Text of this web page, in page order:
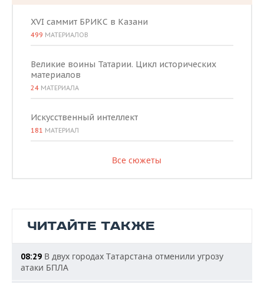
XVI саммит БРИКС в Казани
499 МАТЕРИАЛОВ
Великие воины Татарии. Цикл исторических
материалов
24 МАТЕРИАЛА
Искусственный интеллект
181 МАТЕРИАЛ
Все сюжеты
ЧИТАЙТЕ ТАКЖЕ
08:29 В двух городах Татарстана отменили угрозу
атаки БПЛА